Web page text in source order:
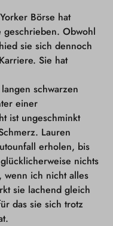
e
Börse hat
geschrieben. Obwohl
sie sich dennoch
Sie hat
schwarzen
einer
ist ungeschminkt
Lauren
erholen, bis
nichts
wenn ich nicht alles
sie lachend gleich
das sie sich trotz